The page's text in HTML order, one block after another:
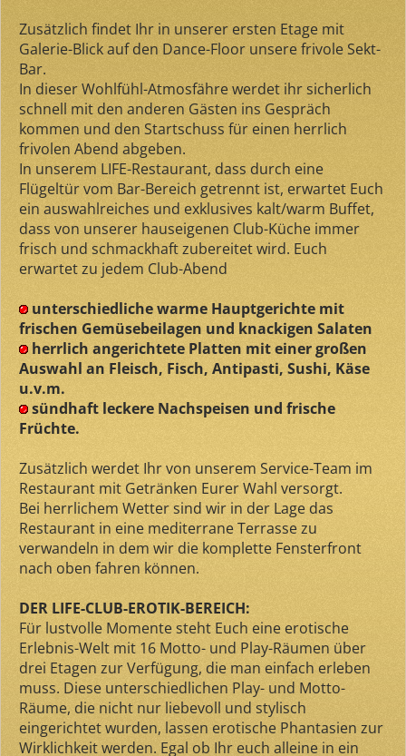
Zusätzlich findet Ihr in unserer ersten Etage mit
Galerie-Blick auf den Dance-Floor unsere frivole Sekt-
Bar.
In dieser Wohlfühl-Atmosfähre werdet ihr sicherlich
schnell mit den anderen Gästen ins Gespräch
kommen und den Startschuss für einen herrlich
frivolen Abend abgeben.
In unserem LIFE-Restaurant, dass durch eine
Flügeltür vom Bar-Bereich getrennt ist, erwartet Euch
ein auswahlreiches und exklusives kalt/warm Buffet,
dass von unserer hauseigenen Club-Küche immer
frisch und schmackhaft zubereitet wird. Euch
erwartet zu jedem Club-Abend
unterschiedliche warme Hauptgerichte mit
frischen Gemüsebeilagen und knackigen Salaten
herrlich angerichtete Platten mit einer großen
Auswahl an Fleisch, Fisch, Antipasti, Sushi, Käse
u.v.m.
sündhaft leckere Nachspeisen und frische
Früchte.
Zusätzlich werdet Ihr von unserem Service-Team im
Restaurant mit Getränken Eurer Wahl versorgt.
Bei herrlichem Wetter sind wir in der Lage das
Restaurant in eine mediterrane Terrasse zu
verwandeln in dem wir die komplette Fensterfront
nach oben fahren können.
DER LIFE-CLUB-EROTIK-BEREICH:
Für lustvolle Momente steht Euch eine erotische
Erlebnis-Welt mit 16 Motto- und Play-Räumen über
drei Etagen zur Verfügung, die man einfach erleben
muss. Diese unterschiedlichen Play- und Motto-
Räume, die nicht nur liebevoll und stylisch
eingerichtet wurden, lassen erotische Phantasien zur
Wirklichkeit werden. Egal ob Ihr euch alleine in ein